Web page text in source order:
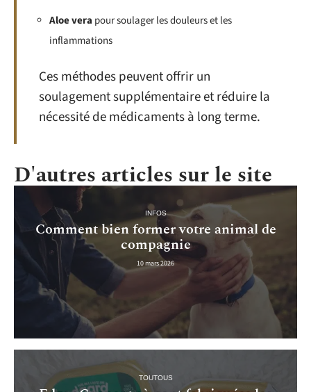
Aloe vera pour soulager les douleurs et les
inflammations
Ces méthodes peuvent offrir un
soulagement supplémentaire et réduire la
nécessité de médicaments à long terme.
D'autres articles sur le site
INFOS
Comment bien former votre animal de
compagnie
10 mars 2026
TOUTOUS